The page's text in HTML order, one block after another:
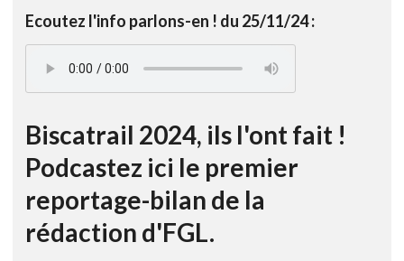
Ecoutez l'info parlons-en ! du 25/11/24 :
Biscatrail 2024, ils l'ont fait !
Podcastez ici le premier
reportage-bilan de la
rédaction d'FGL.